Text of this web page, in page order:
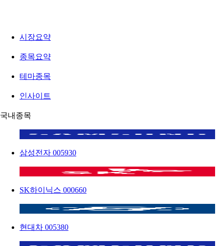
시장요약
종목요약
테마종목
인사이트
국내종목
삼성전자 005930
SK하이닉스 000660
현대차 005380